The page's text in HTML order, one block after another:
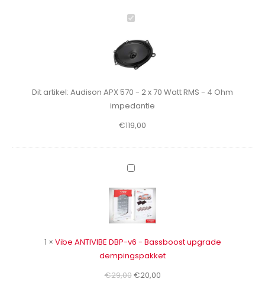
Audison
570
-
x
70
RMS
Ohm
Dit artikel: Audison APX 570 - 2 x 70 Watt RMS - 4 Ohm
impedantie
€119,00
Vibe
DBP-
v6
Bassboost
upgrade
1 × Vibe ANTIVIBE DBP-v6 - Bassboost upgrade
dempingspakket
€29,00Oorspronkelijke
€20,00Huidige